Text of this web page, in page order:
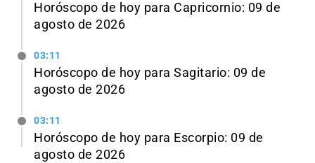
Horóscopo de hoy para Capricornio: 09 de
agosto de 2026
03:11
Horóscopo de hoy para Sagitario: 09 de
agosto de 2026
03:11
Horóscopo de hoy para Escorpio: 09 de
agosto de 2026